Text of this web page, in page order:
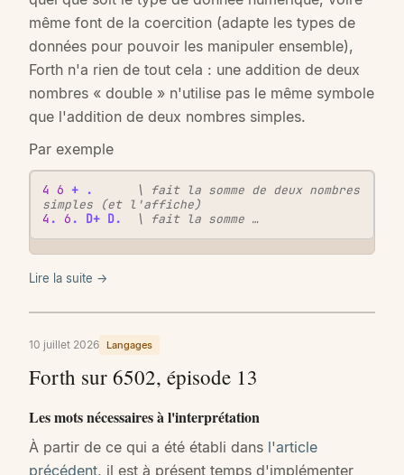
même font de la coercition (adapte les types de
données pour pouvoir les manipuler ensemble),
Forth n'a rien de tout cela : une addition de deux
nombres « double » n'utilise pas le même symbole
que l'addition de deux nombres simples.
Par exemple
4 6 + .
\ fait la somme de deux nombres
simples (et l'affiche)
4 . 6 . D+ D. \ fait la somme …
Lire la suite →
10 juillet 2026 Langages
Forth sur 6502, épisode 13
Les mots nécessaires à l'interprétation
À partir de ce qui a été établi dans l'article
précédent, il est à présent temps d'implémenter